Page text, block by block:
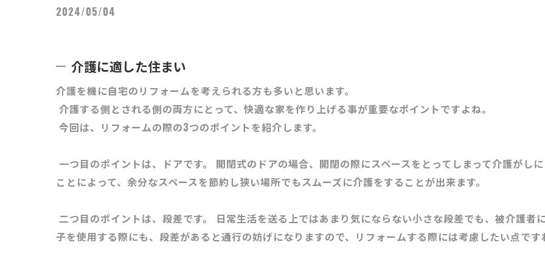
2024/05/04
介護に適した住まい
介護を機に自宅のリフォームを考えられる方も多いと思います。
介護する側とされる側の両方にとって、快適な家を作り上げる事が重要なポイントですよね。
今回は、リフォームの際の3つのポイントを紹介します。
一つ目のポイントは、ドアです。 開閉式のドアの場合、開閉の際にスペースをとってしまって介護がし
ことによって、余分なスペースを節約し狭い場所でもスムーズに介護をすることが出来ます。
二つ目のポイントは、段差です。 日常生活を送る上ではあまり気にならない小さな段差でも、被介護者
子を使用する際にも、段差があると通行の妨げになりますので、リフォームする際には考慮したい点です